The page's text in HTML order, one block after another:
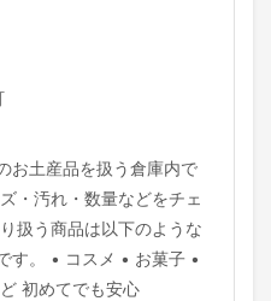
お土産品を扱う倉庫内で
・汚れ・数量などをチェ
扱う商品は以下のような
す。 • コスメ • お菓子 •
初めてでも安心